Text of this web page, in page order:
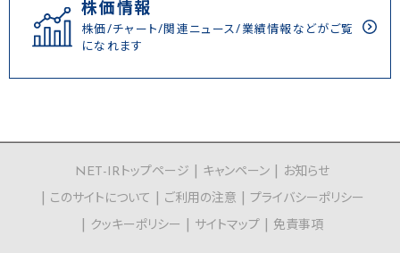
株価情報
株価/チャート/関連ニュース/業績情報などがご覧
になれます
NET-IRトップページ キャンペーン
お知らせ
このサイトについて
ご利用の注意
プライバシーポリシー
クッキーポリシー
サイトマップ 免責事項